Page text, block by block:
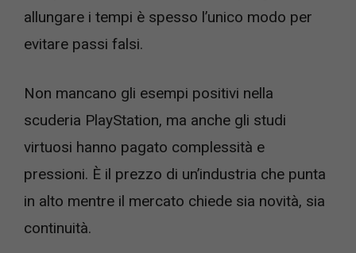
allungare i tempi è spesso l’unico modo per
evitare passi falsi.
Non mancano gli esempi positivi nella
scuderia PlayStation, ma anche gli studi
virtuosi hanno pagato complessità e
pressioni. È il prezzo di un’industria che punta
in alto mentre il mercato chiede sia novità, sia
continuità.